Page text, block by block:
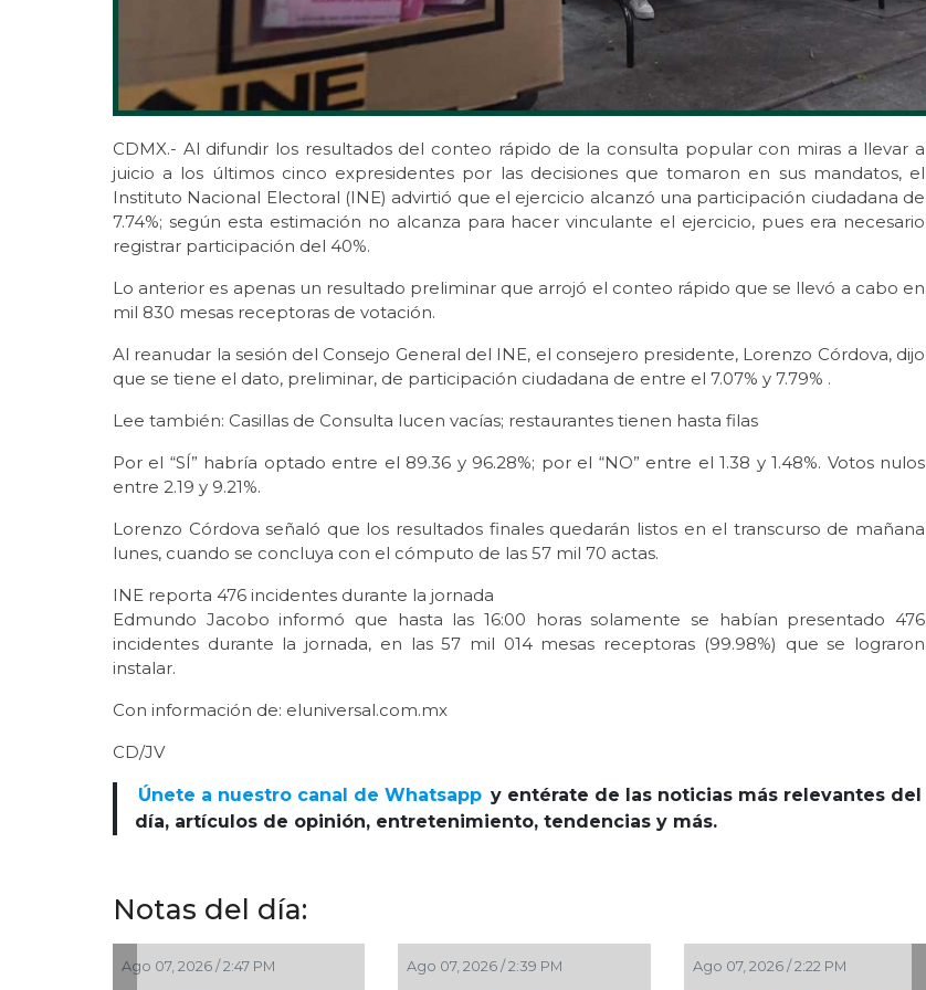
CDMX.- Al difundir los resultados del conteo rápido de la consulta popular con miras a llevar a
juicio a los últimos cinco expresidentes por las decisiones que tomaron en sus mandatos, el
Instituto Nacional Electoral (INE) advirtió que el ejercicio alcanzó una participación ciudadana de
7.74%; según esta estimación no alcanza para hacer vinculante el ejercicio, pues era necesario
registrar participación del 40%.
Lo anterior es apenas un resultado preliminar que arrojó el conteo rápido que se llevó a cabo en
mil 830 mesas receptoras de votación.
Al reanudar la sesión del Consejo General del INE, el consejero presidente, Lorenzo Córdova, dijo
que se tiene el dato, preliminar, de participación ciudadana de entre el 7.07% y 7.79% .
Lee también: Casillas de Consulta lucen vacías; restaurantes tienen hasta filas
Por el “SÍ” habría optado entre el 89.36 y 96.28%; por el “NO” entre el 1.38 y 1.48%. Votos nulos
entre 2.19 y 9.21%.
Lorenzo Córdova señaló que los resultados finales quedarán listos en el transcurso de mañana
lunes, cuando se concluya con el cómputo de las 57 mil 70 actas.
INE reporta 476 incidentes durante la jornada
Edmundo Jacobo informó que hasta las 16:00 horas solamente se habían presentado 476
incidentes durante la jornada, en las 57 mil 014 mesas receptoras (99.98%) que se lograron
instalar.
Con información de: eluniversal.com.mx
CD/JV
Únete a nuestro canal de Whatsapp y entérate de las noticias más relevantes del
día, artículos de opinión, entretenimiento, tendencias y más.
Notas del día:
Ago 07, 2026 / 2:47 PM Ago 07, 2026 / 2:39 PM Ago 07, 2026 / 2:22 PM